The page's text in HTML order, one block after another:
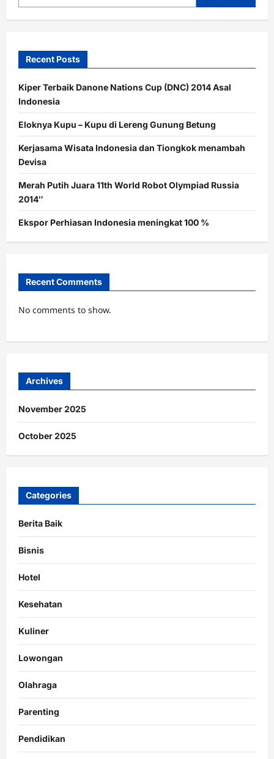
Recent Posts
Kiper Terbaik Danone Nations Cup (DNC) 2014 Asal
Indonesia
Eloknya Kupu – Kupu di Lereng Gunung Betung
Kerjasama Wisata Indonesia dan Tiongkok menambah
Devisa
Merah Putih Juara 11th World Robot Olympiad Russia
2014″
Ekspor Perhiasan Indonesia meningkat 100 %
Recent Comments
No comments to show.
Archives
November 2025
October 2025
Categories
Berita Baik
Bisnis
Hotel
Kesehatan
Kuliner
Lowongan
Olahraga
Parenting
Pendidikan